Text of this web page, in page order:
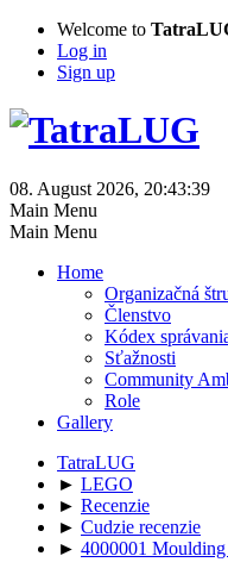
Welcome to
Log in
Sign up
08. August 2026, 20:43:39
Main Menu
Main Menu
Home
Organizačná
Členstvo
Kódex
Sťažnosti
Community
Role
Gallery
TatraLUG
► LEGO
► Recenzie
► Cudzie recenzie
► 4000001